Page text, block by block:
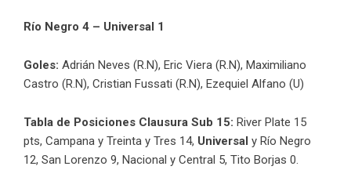
Río Negro 4 – Universal 1
Goles: Adrián Neves (R.N), Eric Viera (R.N), Maximiliano
Castro (R.N), Cristian Fussati (R.N), Ezequiel Alfano (U)
Tabla de Posiciones Clausura Sub 15: River Plate 15
pts, Campana y Treinta y Tres 14, Universal y Río Negro
12, San Lorenzo 9, Nacional y Central 5, Tito Borjas 0.